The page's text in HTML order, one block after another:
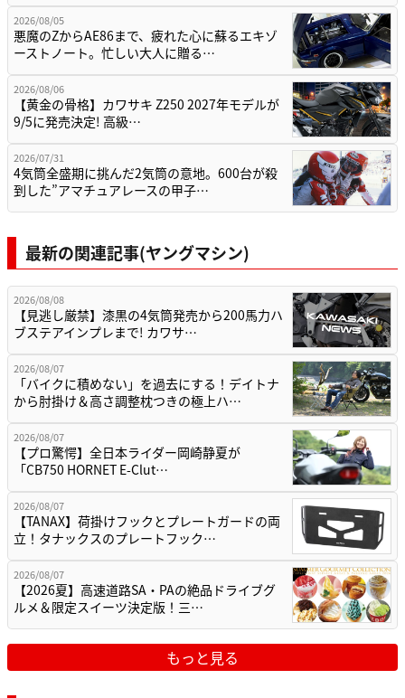
2026/08/05
悪魔のZからAE86まで、疲れた心に蘇るエキゾ
ーストノート。忙しい大人に贈る…
2026/08/06
【黄金の骨格】カワサキ Z250 2027年モデルが
9/5に発売決定! 高級…
2026/07/31
4気筒全盛期に挑んだ2気筒の意地。600台が殺
到した”アマチュアレースの甲子…
最新の関連記事(ヤングマシン)
2026/08/08
【見逃し厳禁】漆黒の4気筒発売から200馬力ハ
ブステアインプレまで! カワサ…
2026/08/07
「バイクに積めない」を過去にする！デイトナ
から肘掛け＆高さ調整枕つきの極上ハ…
2026/08/07
【プロ驚愕】全日本ライダー岡崎静夏が
「CB750 HORNET E-Clut…
2026/08/07
【TANAX】荷掛けフックとプレートガードの両
立！タナックスのプレートフック…
2026/08/07
【2026夏】高速道路SA・PAの絶品ドライブグ
ルメ＆限定スイーツ決定版！三…
もっと見る